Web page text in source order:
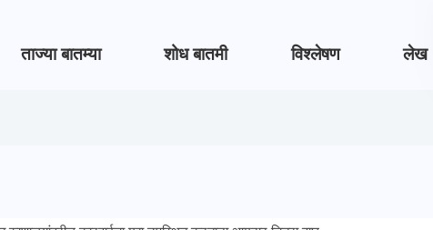
ताज्या बातम्या शोध बातमी विश्लेषण लेख